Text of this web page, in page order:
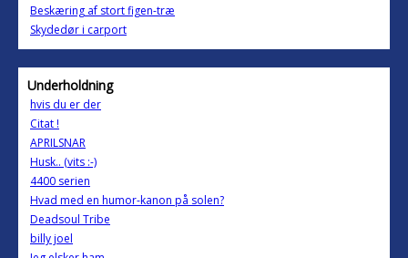
Beskæring af stort figen-træ
Skydedør i carport
Underholdning
hvis du er der
Citat !
APRILSNAR
Husk.. (vits :-)
4400 serien
Hvad med en humor-kanon på solen?
Deadsoul Tribe
billy joel